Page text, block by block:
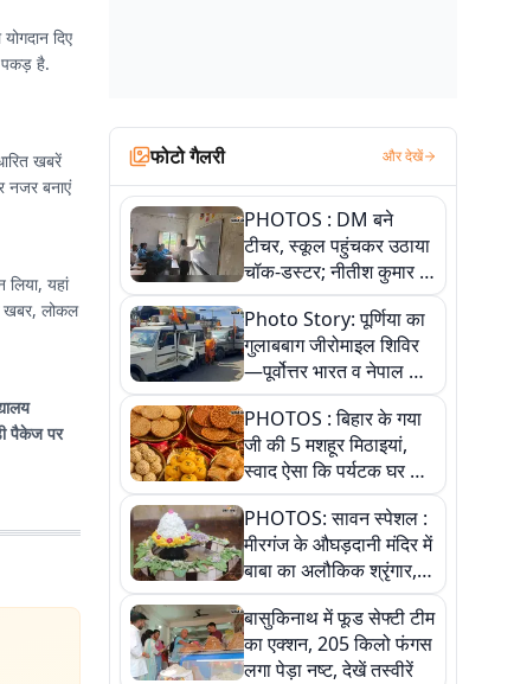
दिए
पकड़ है.
खबरें
नजर बनाएं
लिया, यहां
पैकेज पर
फोटो गैलरी और देखें
PHOTOS : DM बने
टीचर, स्कूल पहुंचकर उठाया
चॉक-डस्टर; नीतीश कुमार के
इस चहेते अधिकारी को
जानिए
Photo Story: पूर्णिया का
गुलाबबाग जीरोमाइल शिविर
—पूर्वोत्तर भारत व नेपाल के
कांवरियों का प्रमुख सेवा धाम
PHOTOS : बिहार के गया
जी की 5 मशहूर मिठाइयां,
स्वाद ऐसा कि पर्यटक घर ले
जाना नहीं भूलते, तस्वीरों में
देखें
PHOTOS: सावन स्पेशल :
मीरगंज के औघड़दानी मंदिर में
बाबा का अलौकिक श्रृंगार,
तस्वीरों में देखें महादेव के कई
मनमोहक स्वरूप
बासुकिनाथ में फूड सेफ्टी टीम
का एक्शन, 205 किलो फंगस
लगा पेड़ा नष्ट, देखें तस्वीरें